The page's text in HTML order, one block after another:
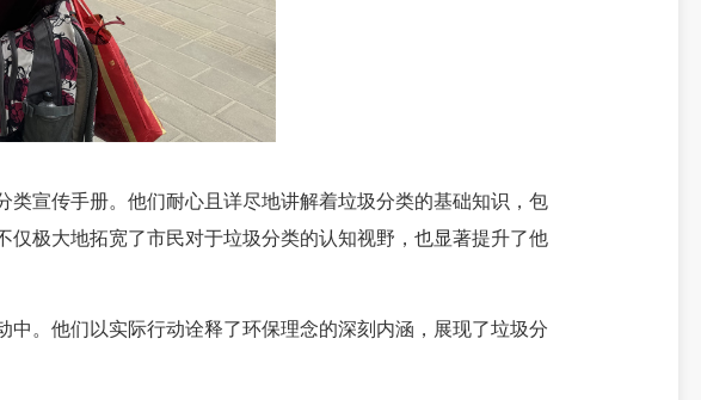
宣传手册。他们耐心且详尽地讲解着垃圾分类的基础知识，包
极大地拓宽了市民对于垃圾分类的认知视野，也显著提升了他
。他们以实际行动诠释了环保理念的深刻内涵，展现了垃圾分